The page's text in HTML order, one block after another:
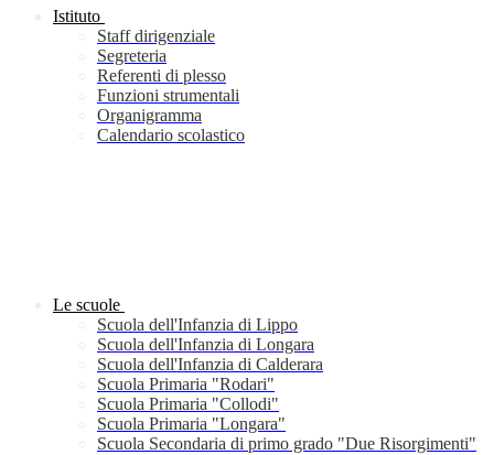
Istituto
Staff dirigenziale
Segreteria
Referenti di plesso
Funzioni strumentali
Organigramma
Calendario scolastico
Le scuole
Scuola dell'Infanzia di Lippo
Scuola dell'Infanzia di Longara
Scuola dell'Infanzia di Calderara
Scuola Primaria "Rodari"
Scuola Primaria "Collodi"
Scuola Primaria "Longara"
Scuola Secondaria di primo grado "Due Risorgimenti"